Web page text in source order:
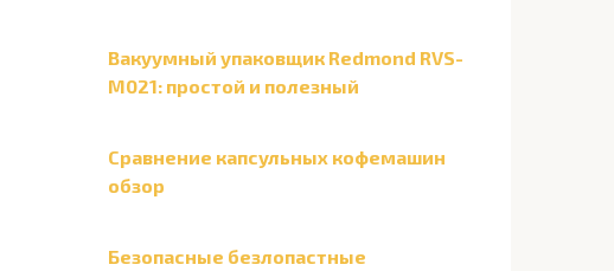
Вакуумный упаковщик Redmond RVS-
M021: простой и полезный
Сравнение капсульных кофемашин
обзор
Безопасные безлопастные